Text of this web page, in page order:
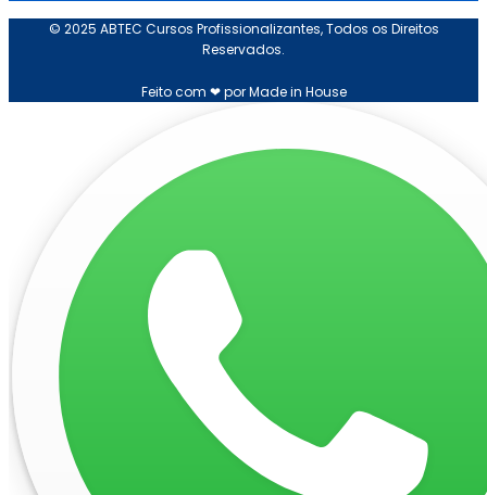
© 2025 ABTEC Cursos Profissionalizantes, Todos os Direitos
Reservados.
Feito com ❤ por Made in House